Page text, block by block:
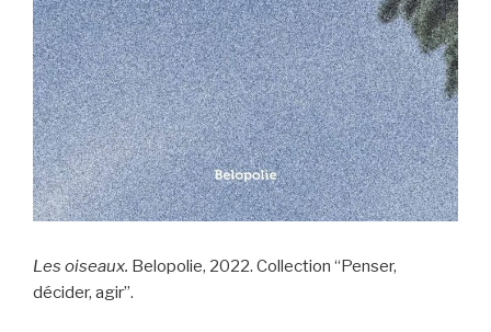
Les oiseaux. Belopolie, 2022. Collection “Penser,
décider, agir”.